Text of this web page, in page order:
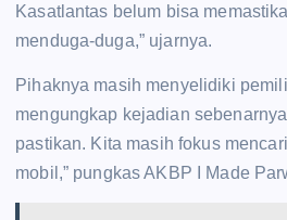
Kasatlantas belum bisa
menduga-duga,” ujarnya.
Pihaknya masih menyelidiki
mengungkap kejadian
pastikan. Kita masih fokus
mobil,” pungkas AKBP I Made